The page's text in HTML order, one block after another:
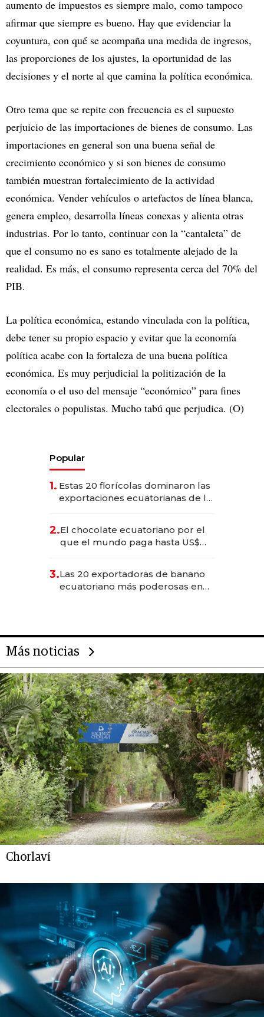
aumento de impuestos es siempre malo, como tampoco
afirmar que siempre es bueno. Hay que evidenciar la
coyuntura, con qué se acompaña una medida de ingresos,
las proporciones de los ajustes, la oportunidad de las
decisiones y el norte al que camina la política económica.
Otro tema que se repite con frecuencia es el supuesto
perjuicio de las importaciones de bienes de consumo. Las
importaciones en general son una buena señal de
crecimiento económico y si son bienes de consumo
también muestran fortalecimiento de la actividad
económica. Vender vehículos o artefactos de línea blanca,
genera empleo, desarrolla líneas conexas y alienta otras
industrias. Por lo tanto, continuar con la “cantaleta” de
que el consumo no es sano es totalmente alejado de la
realidad. Es más, el consumo representa cerca del 70% del
PIB.
La política económica, estando vinculada con la política,
debe tener su propio espacio y evitar que la economía
política acabe con la fortaleza de una buena política
económica. Es muy perjudicial la politización de la
economía o el uso del mensaje “económico” para fines
electorales o populistas. Mucho tabú que perjudica. (O)
Popular
1. Estas 20 florícolas dominaron las
exportaciones ecuatorianas de la
2.El chocolate ecuatoriano por el
que el mundo paga hasta US$
3.Las 20 exportadoras de banano
ecuatoriano más poderosas en
Más noticias
Chorlaví